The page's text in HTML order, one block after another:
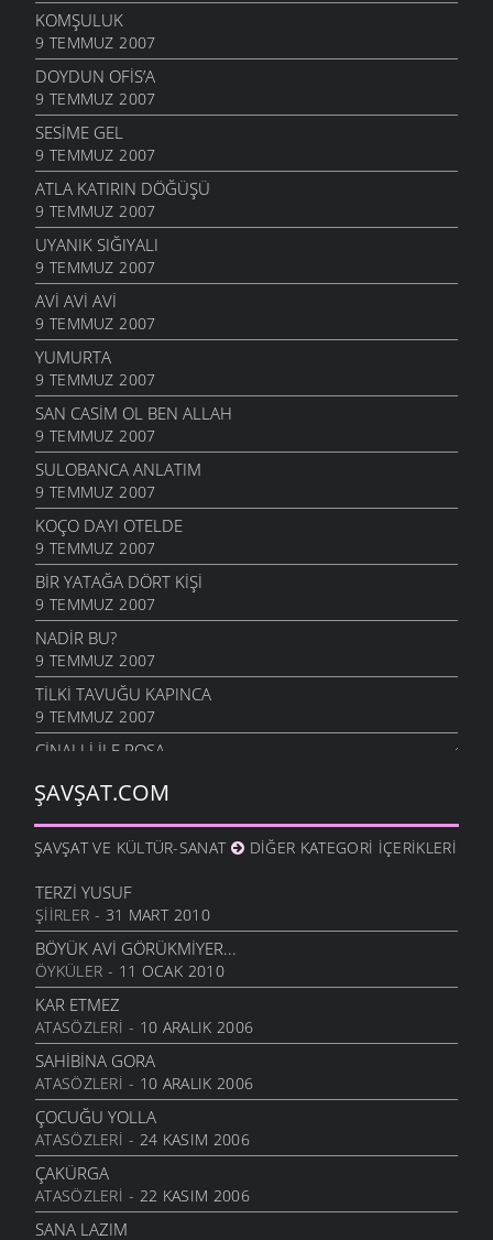
KOMŞULUK
9 TEMMUZ 2007
DOYDUN OFIS’A
9 TEMMUZ 2007
SESIME GEL
9 TEMMUZ 2007
ATLA KATIRIN DÖĞÜŞÜ
9 TEMMUZ 2007
UYANIK SIĞIYALI
9 TEMMUZ 2007
AVI AVI AVI
9 TEMMUZ 2007
YUMURTA
9 TEMMUZ 2007
SAN CASIM OL BEN ALLAH
9 TEMMUZ 2007
SULOBANCA ANLATIM
9 TEMMUZ 2007
KOÇO DAYI OTELDE
9 TEMMUZ 2007
BIR YATAĞA DÖRT KIŞI
9 TEMMUZ 2007
NADİR BU?
9 TEMMUZ 2007
TILKI TAVUĞU KAPINCA
9 TEMMUZ 2007
CINALLI ILE POŞA
LAĞAP TAKMA
9 TEMMUZ 2007
MEMLEKET HAVASI
9 TEMMUZ 2007
SULOBANLININ HASTA ZİYARETİ
9 TEMMUZ 2007
GAZETE
9 TEMMUZ 2007
AVI GALIYER
9 TEMMUZ 2007
YERİNA SAYDIM GETTİ
9 TEMMUZ 2007
ŞAVŞATLI
9 TEMMUZ 2007
ŞAVTALİ VELİT AĞA
9 TEMMUZ 2007
ŞAVŞAT.COM
ŞAVŞAT VE KÜLTÜR-SANAT DIĞER KATEGORI İÇERIKLERI
TERZI YUSUF
ŞIIRLER - 31 MART 2010
BÖYÜK AVI GÖRÜKMIYER...
ÖYKÜLER - 11 OCAK 2010
KAR ETMEZ
ATASÖZLERI - 10 ARALIK 2006
SAHIBINA GORA
ATASÖZLERI - 10 ARALIK 2006
ÇOCUĞU YOLLA
ATASÖZLERI - 24 KASIM 2006
ÇAKÜRGA
ATASÖZLERI - 22 KASIM 2006
SANA LAZIM